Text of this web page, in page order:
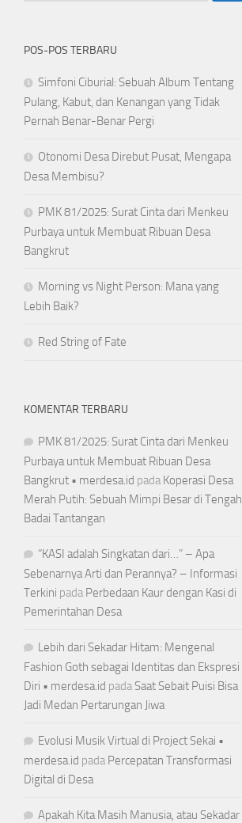
POS-POS TERBARU
Simfoni Ciburial: Sebuah Album Tentang
Pulang, Kabut, dan Kenangan yang Tidak
Pernah Benar-Benar Pergi
Otonomi Desa Direbut Pusat, Mengapa
Desa Membisu?
PMK 81/2025: Surat Cinta dari Menkeu
Purbaya untuk Membuat Ribuan Desa
Bangkrut
Morning vs Night Person: Mana yang
Lebih Baik?
Red String of Fate
KOMENTAR TERBARU
PMK 81/2025: Surat Cinta dari Menkeu
Purbaya untuk Membuat Ribuan Desa
Bangkrut • merdesa.id pada Koperasi Desa
Merah Putih: Sebuah Mimpi Besar di Tengah
Badai Tantangan
“KASI adalah Singkatan dari…” – Apa
Sebenarnya Arti dan Perannya? – Informasi
Terkini pada Perbedaan Kaur dengan Kasi di
Pemerintahan Desa
Lebih dari Sekadar Hitam: Mengenal
Fashion Goth sebagai Identitas dan Ekspresi
Diri • merdesa.id pada Saat Sebait Puisi Bisa
Jadi Medan Pertarungan Jiwa
Evolusi Musik Virtual di Project Sekai •
merdesa.id pada Percepatan Transformasi
Digital di Desa
Apakah Kita Masih Manusia, atau Sekadar